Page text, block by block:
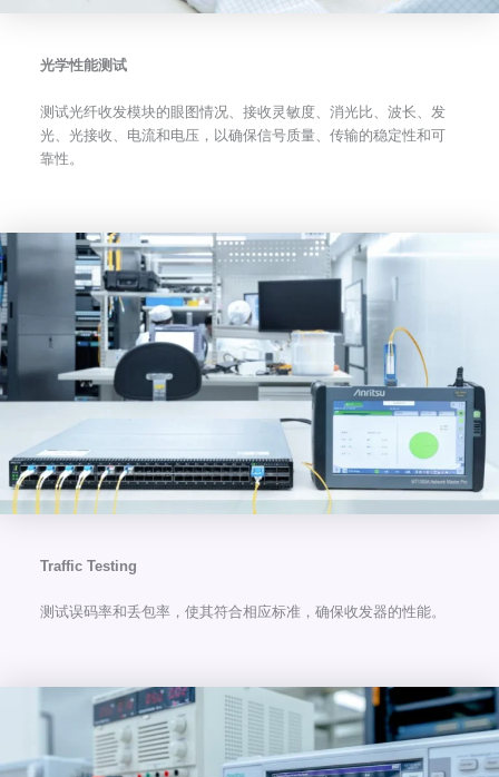
光学性能测试
测试光纤收发模块的眼图情况、接收灵敏度、消光比、波长、发
光、光接收、电流和电压，以确保信号质量、传输的稳定性和可
靠性。
Traffic Testing
测试误码率和丢包率，使其符合相应标准，确保收发器的性能。